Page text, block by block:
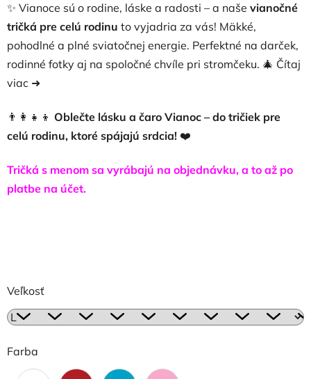
✨ Vianoce sú o rodine, láske a radosti – a naše vianočné
tričká pre celú rodinu to vyjadria za vás! Mäkké,
pohodlné a plné sviatočnej energie. Perfektné na darček,
rodinné fotky aj na spoločné chvíle pri stromčeku. 🎄 Čítaj
viac ➜
👨‍👩‍👧‍👦 Oblečte lásku a čaro Vianoc – do tričiek pre
celú rodinu, ktoré spájajú srdcia! ❤️
Tričká s menom sa vyrábajú na objednávku, a to až po
platbe na účet.
Veľkosť
Farba